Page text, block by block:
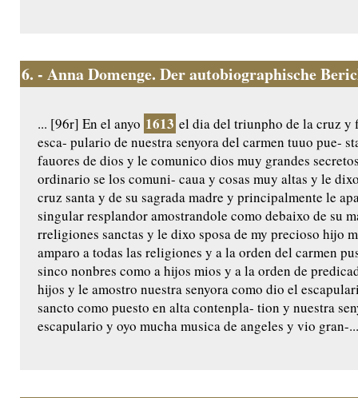
6. - Anna Domenge. Der autobiographische
... [96r] En el anyo 1613 el dia del triunpho de la cruz y
esca- pulario de nuestra senyora del carmen tuuo pue-
fauores de dios y le comunico dios muy grandes
ordinario se los comuni- caua y cosas muy altas y le
cruz santa y de su sagrada madre y principalmente le
singular resplandor amostrandole como debaixo de su
rreligiones sanctas y le dixo sposa de my precioso hijo
amparo a todas las religiones y a la orden del carmen
sinco nonbres como a hijos mios y a la orden de
hijos y le amostro nuestra senyora como dio el
sancto como puesto en alta contenpla- tion y nuestra
escapulario y oyo mucha musica de angeles y vio gran-...